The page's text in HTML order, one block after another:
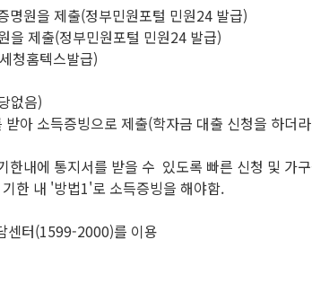
명원을 제출(정부민원포털 민원24 발급)
을 제출(정부민원포털 민원24 발급)
청홈텍스발급)
없음)
아 소득증빙으로 제출(학자금 대출 신청을 하더
내에 통지서를 받을 수 있도록 빠른 신청 및 가
한 내 '방법1'로 소득증빙을 해야함.
센터(1599-2000)를 이용